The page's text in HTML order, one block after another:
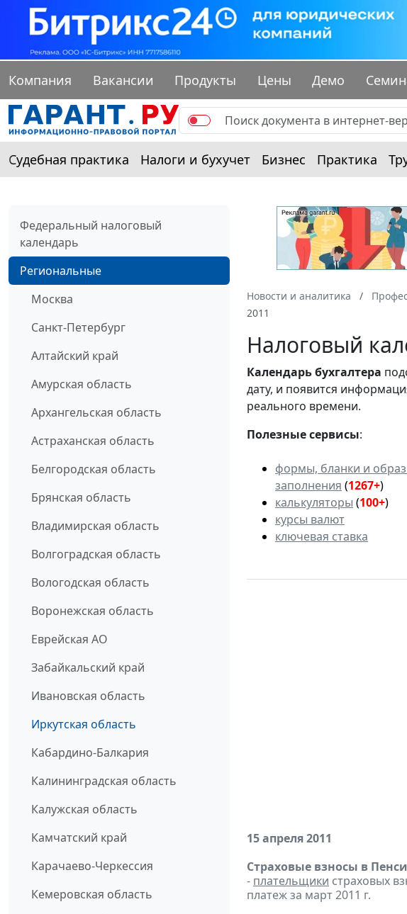
Компания Вакансии Продукты Цены Демо
Судебная практика Налоги и бухучет Бизнес Практика
Федеральный налоговый
календарь
Региональные
Москва
Санкт-Петербург
Алтайский край
Амурская область
Архангельская область
Астраханская область
Белгородская область
Брянская область
Владимирская область
Волгоградская область
Вологодская область
Воронежская область
Еврейская АО
Забайкальский край
Ивановская область
Иркутская область
Кабардино-Балкария
Калининградская область
Калужская область
Камчатский край
Карачаево-Черкессия
Кемеровская область
Новости и аналитика
2011
Налоговый
Календарьбухгалтера
дату, и появится
реального времени.
Полезные сервисы:
формы, бланки и
заполнения (1267+)
калькуляторы (100+)
курсы валют
ключевая ставка
15 апреля 2011
Страховые взносы в
- плательщики страховых
платеж за март 2011 г.